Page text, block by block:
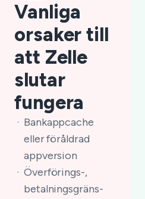
Vanliga
orsaker till
att Zelle
slutar
fungera
Bankappcache
eller föråldrad
appversion
Överförings-,
betalningsgräns-